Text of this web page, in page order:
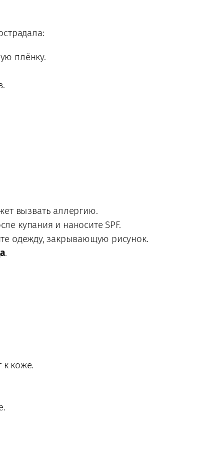
плёнку.
вызвать аллергию.
купания и наносите SPF.
одежду, закрывающую рисунок.
.
к коже.